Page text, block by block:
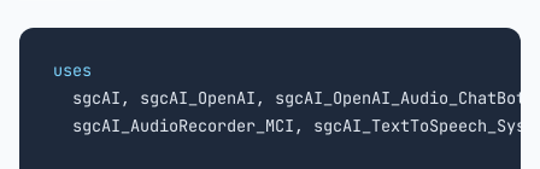
uses
sgcAI, sgcAI_OpenAI, sgcAI_OpenAI_Audio_ChatBot,
sgcAI_AudioRecorder_MCI,